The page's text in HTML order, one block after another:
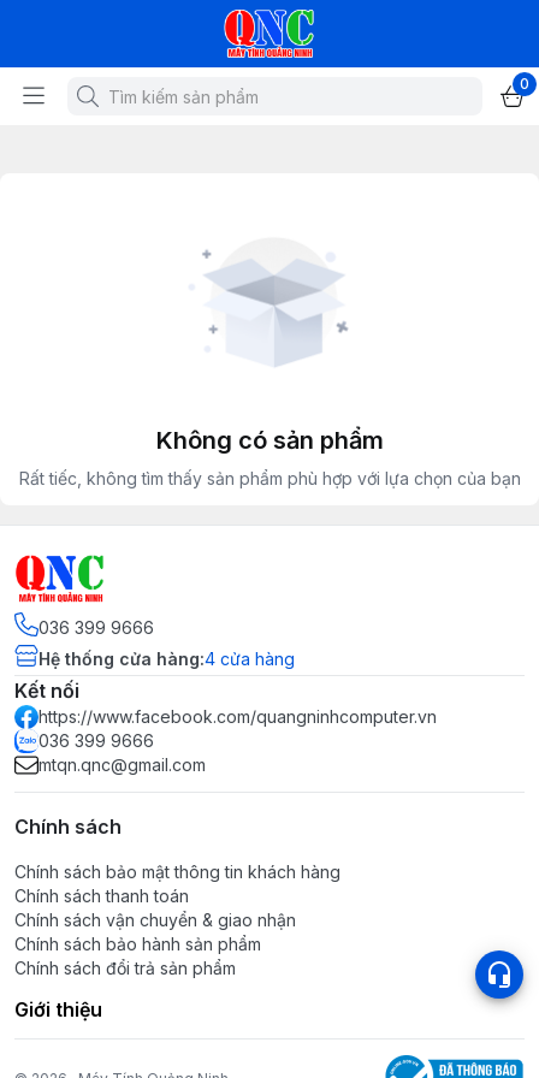
0
Không có sản phẩm
Rất tiếc, không tìm thấy sản phẩm phù hợp với lựa chọn của bạn
036 399 9666
Hệ thống cửa hàng:4 cửa hàng
Kết nối
https://www.facebook.com/quangninhcomputer.vn
036 399 9666
mtqn.qnc@gmail.com
Chính sách
Chính sách bảo mật thông tin khách hàng
Chính sách thanh toán
Chính sách vận chuyển & giao nhận
Chính sách bảo hành sản phẩm
Chính sách đổi trả sản phẩm
Giới thiệu